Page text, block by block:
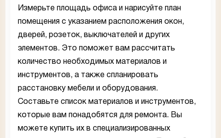
Измерьте площадь офиса и нарисуйте план
помещения с указанием расположения окон,
дверей, розеток, выключателей и других
элементов. Это поможет вам рассчитать
количество необходимых материалов и
инструментов, а также спланировать
расстановку мебели и оборудования.
Составьте список материалов и инструментов,
которые вам понадобятся для ремонта. Вы
можете купить их в специализированных